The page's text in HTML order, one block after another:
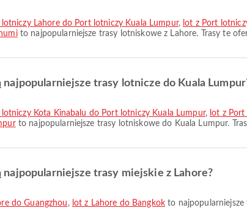
lotniczy Lahore do Port lotniczy Kuala Lumpur, lot z Port
to najpopularniejsze trasy lotniskowe z Lahore. Trasy te
najpopularniejsze trasy lotnicze do Kuala
lotniczy Kota Kinabalu do Port lotniczy Kuala Lumpur, lot z
to najpopularniejsze trasy lotniskowe do Kuala Lumpur.
najpopularniejsze trasy miejskie z Lahore?
do Guangzhou , lot z Lahore do Bangkok to najpopularniejsze